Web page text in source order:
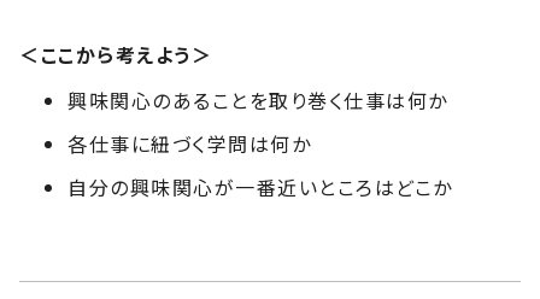
＜ここから考えよう＞
興味関心のあることを取り巻く仕事は何か
各仕事に紐づく学問は何か
自分の興味関心が一番近いところはどこか